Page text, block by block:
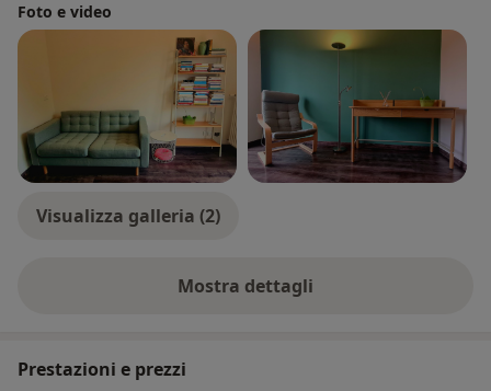
Foto e video
Visualizza galleria (2)
Mostra dettagli
sull'esperienza
Prestazioni e prezzi